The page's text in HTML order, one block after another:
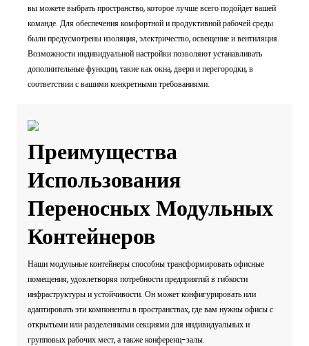
вы можете выбрать пространство, которое лучше всего подойдет вашей
команде. Для обеспечения комфортной и продуктивной рабочей среды
были предусмотрены изоляция, электричество, освещение и вентиляция.
Возможности индивидуальной настройки позволяют устанавливать
дополнительные функции, такие как окна, двери и перегородки, в
соответствии с вашими конкретными требованиями.
Преимущества
Использования
Переносных Модульных
Контейнеров
Наши модульные контейнеры способны трансформировать офисные
помещения, удовлетворяя потребности предприятий в гибкости
инфраструктуры и устойчивости. Он может конфигурировать или
адаптировать эти компоненты в пространствах, где вам нужны офисы с
открытыми или разделенными секциями для индивидуальных и
групповых рабочих мест, а также конференц-залы.